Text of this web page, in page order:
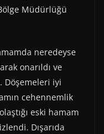
Müdürlüğü
neredeyse
onarıldı ve
Döşemeleri iyi
cehennemlik
eski hamam
Dışarıda